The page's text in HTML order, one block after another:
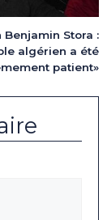
Benjamin Stora :
algérien a été
patient»